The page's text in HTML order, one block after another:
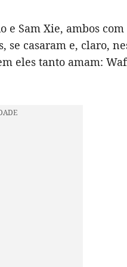
e Sam Xie, ambos com
se casaram e, claro,
eles tanto amam: